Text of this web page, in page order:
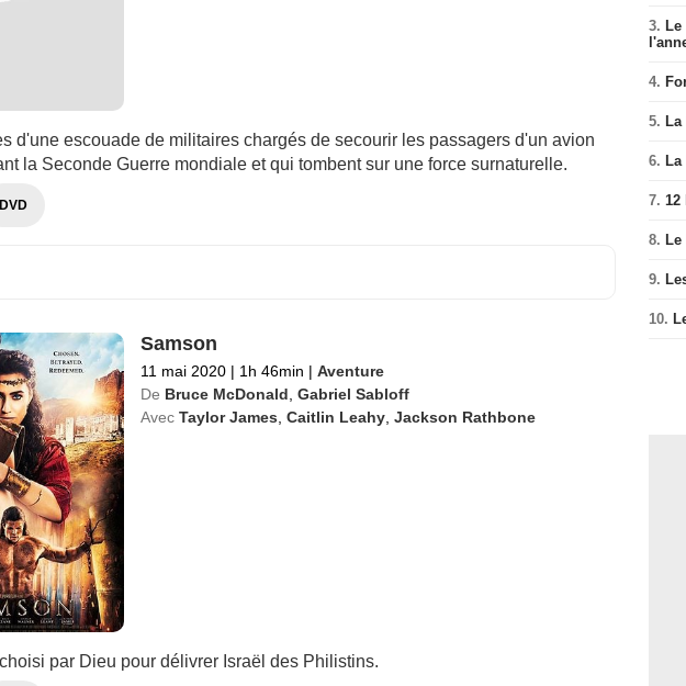
d'une escouade de militaires chargés de secourir les passagers d'un avion
la Seconde Guerre mondiale et qui tombent sur une force surnaturelle.
DVD
Samson
11 mai 2020 | 1h 46min | Aventure
De Bruce McDonald, Gabriel Sabloff
Avec Taylor James, Caitlin Leahy, Jackson Rathbone
par Dieu pour délivrer Israël des Philistins.
3.
4.
5.
6.
7. 12
8.
9.
10.